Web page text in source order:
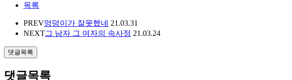
목록
PREV엉덩이가 잘못했네 21.03.31
NEXT그 남자 그 여자의 속사정 21.03.24
댓글목록
댓글목록